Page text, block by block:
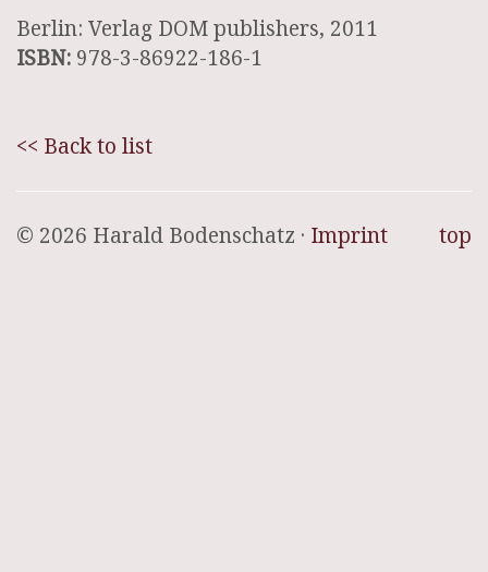
Berlin: Verlag DOM publishers, 2011
ISBN: 978-3-86922-186-1
<< Back to list
top
© 2026 Harald Bodenschatz · Imprint